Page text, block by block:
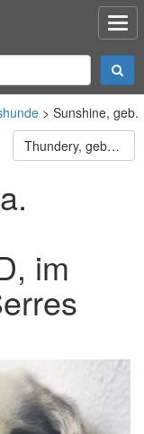
Sunshine, geb.
Thundery, geb. ca. 11/2022, lebt in GRIECHENLAND, im städt. Tierheim Serres
im